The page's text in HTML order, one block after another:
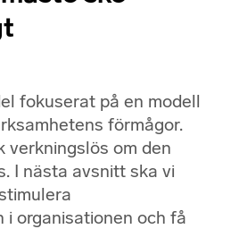
fokuserat på en modell
förmågor.
verkningslös om den
I nästa avsnitt ska vi
organisationen och få